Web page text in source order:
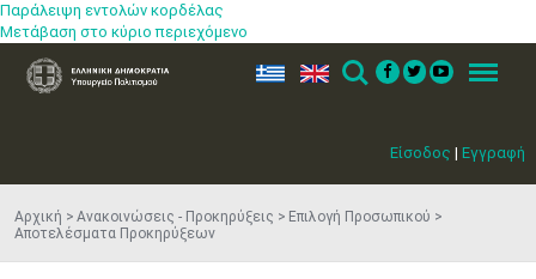
Παράλειψη εντολών κορδέλας
Μετάβαση στο κύριο περιεχόμενο
Είσοδος | Εγγραφή
ελ en Search Menu
Αρχική Ανακοινώσεις - Προκηρύξεις
Επιλογή Προσωπικού
Αποτελέσματα Προκηρύξεων